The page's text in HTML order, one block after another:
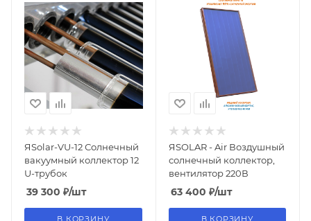
ЯSolar-VU-12 Солнечный
вакуумный коллектор 12
U-трубок
39 300 ₽/шт
В КОРЗИНУ
ЯSOLAR - Air Воздушный
солнечный коллектор,
вентилятор 220В
63 400 ₽/шт
В КОРЗИНУ